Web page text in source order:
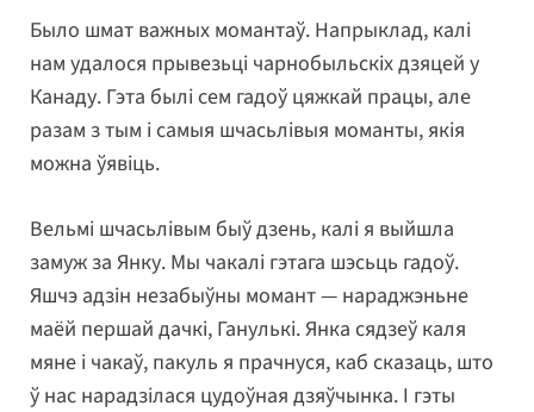
Было шмат важных момантаў. Напрыклад, калі
нам удалося прывезьці чарнобыльскіх дзяцей у
Канаду. Гэта былі сем гадоў цяжкай працы, але
разам з тым і самыя шчасьлівыя моманты, якія
можна ўявіць.
Вельмі шчасьлівым быў дзень, калі я выйшла
замуж за Янку. Мы чакалі гэтага шэсьць гадоў.
Яшчэ адзін незабыўны момант — нараджэньне
маёй першай дачкі, Ганулькі. Янка сядзеў каля
мяне і чакаў, пакуль я прачнуся, каб сказаць, што
ў нас нарадзілася цудоўная дзяўчынка. І гэты